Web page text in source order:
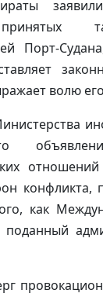
Порт-
волю
конфликта,
как
поданный